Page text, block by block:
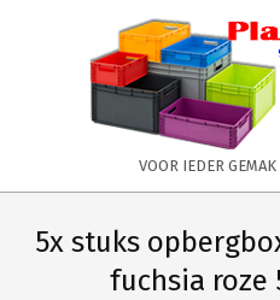
VOOR IEDER
Navigation
Navigation
5x stuks
fuchsia roze